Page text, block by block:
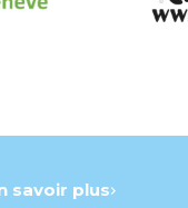
savoir plus